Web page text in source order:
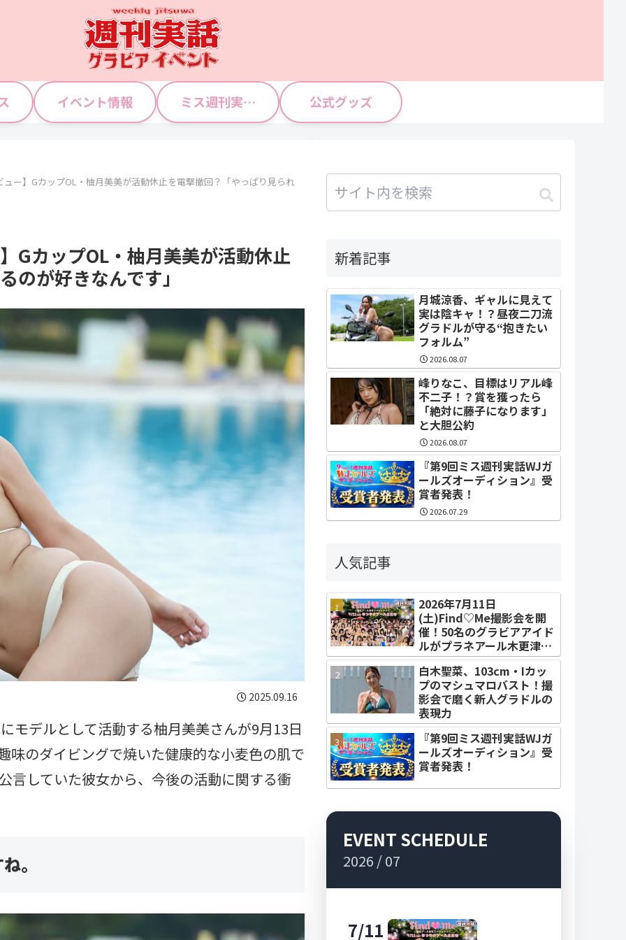
イベント情報 ミス週刊実話 WJガールズ 公式グッズ
ー】GカップOL・柚月美美が活動休止を電撃撤回？「やっぱり見られ
GカップOL・柚月美美が活動休止
のが好きなんです」
2025.09.16
モデルとして活動する柚月美美さんが9月13日
味のダイビングで焼いた健康的な小麦色の肌で
言していた彼女から、今後の活動に関する衝
。
新着記事
月城涼香、ギャルに見えて
実は陰キャ！？昼夜二刀流
グラドルが守る“抱きたい
フォルム”
2026.08.07
峰りなこ、目標はリアル峰
不二子！？賞を獲ったら
「絶対に藤子になります」
と大胆公約
2026.08.07
『第9回ミス週刊実話WJガ
ールズオーディション』受
賞者発表！
2026.07.29
人気記事
2026年7月11日
(土)Find♡Me撮影会を開
催！50名のグラビアアイド
ルがプラネアール木更津に
集結！
白木聖菜、103cm・Iカッ
プのマシュマロバスト！撮
影会で磨く新人グラドルの
表現力
『第9回ミス週刊実話WJガ
ールズオーディション』受
賞者発表！
EVENT SCHEDULE
2026 / 07
7/11